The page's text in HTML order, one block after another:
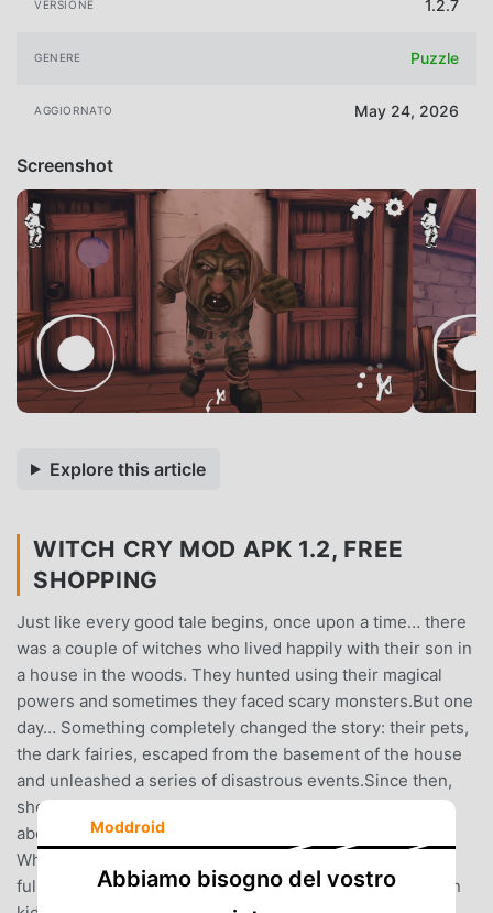
VERSIONE 1.2.7
GENERE Puzzle
AGGIORNATO May 24, 2026
Screenshot
Explore this article
WITCH CRY MOD APK 1.2, FREE
SHOPPING
Just like every good tale begins, once upon a time… there
was a couple of witches who lived happily with their son in
a house in the woods. They hunted using their magical
powers and sometimes they faced scary monsters.But one
day… Something completely changed the story: their pets,
the dark fairies, escaped from the basement of the house
and unleashed a series of disastrous events.Since then,
she became a crying witch who never stopped moaning
about those disasters. What happened with the fairies?
Where is her family? Try and discover it!Explore a house
full of magic and impersonate Timmy, a kid who has been
Moddroid
Abbiamo bisogno del vostro